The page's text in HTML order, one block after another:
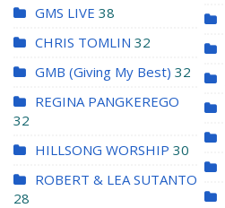
GMS LIVE 38
CHRIS TOMLIN 32
GMB (Giving My Best) 32
REGINA PANGKEREGO
32
HILLSONG WORSHIP 30
ROBERT & LEA SUTANTO
28